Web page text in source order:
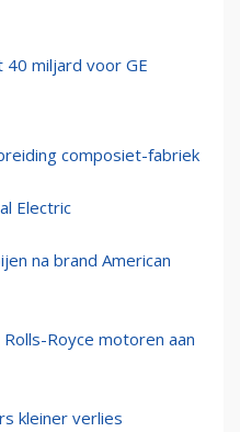
miljard voor GE
composiet-fabriek
Electric
na brand American
Royce motoren aan
kleiner verlies